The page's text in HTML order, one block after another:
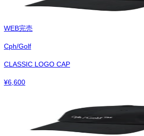
WEB完売
Cph/Golf
CLASSIC LOGO CAP
¥6,600